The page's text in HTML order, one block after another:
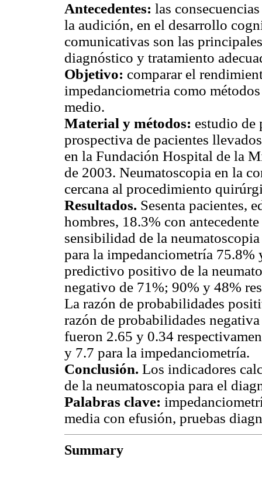
Antecedentes: las
la audición, en el desarrollo
comunicativas son las
diagnóstico y tratamiento
Objetivo: comparar el
impedanciometria como
medio.
Material y métodos: estudio de
prospectiva de pacientes
en la Fundación Hospital de la
de 2003. Neumatoscopia en la
cercana al procedimiento
Resultados. Sesenta pacientes,
hombres, 18.3% con
sensibilidad de la
para la impedanciometría
predictivo positivo de la
negativo de 71%; 90% y 48%
La razón de probabilidades
razón de probabilidades
fueron 2.65 y 0.34
y 7.7 para la impedanciometría.
Conclusión. Los indicadores
de la neumatoscopia para el
Palabras clave:
media con efusión, pruebas
Summary